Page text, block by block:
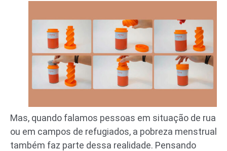
Mas, quando falamos pessoas em situação de rua
ou em campos de refugiados, a pobreza menstrual
também faz parte dessa realidade. Pensando